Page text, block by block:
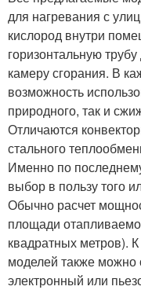
для нагревания с
кислород внутри
горизонтальную
камеру сгорания. В
возможность
природного, так и
Отличаются
стального
Именно по
выбор в пользу того
Обычно расчет
площади
квадратных метров).
моделей также можно
электронный или